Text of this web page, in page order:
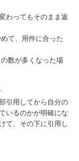
わってもそのまま返
て、用件に合った
数が多くなった場
引用してから自分の
いるのかが明確にな
て、その下に引用し